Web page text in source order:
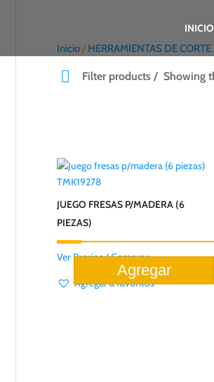
INICIO
Inicio/HERRAMIENTAS DE CORTE
Filter products Showing
TMK19278
JUEGO FRESAS P/MADERA (6
PIEZAS)
Ver Precios / Comprar
Agregar a favoritos